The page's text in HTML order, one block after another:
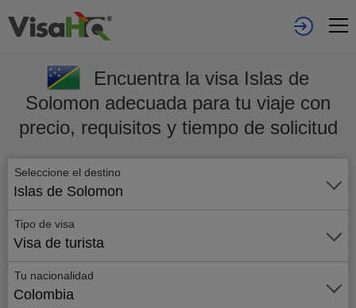
Encuentra la visa Islas de
Solomon adecuada para tu viaje con
precio, requisitos y tiempo de solicitud
Seleccione el destino
Islas de Solomon
Tipo de visa
Visa de turista
Tu nacionalidad
Colombia